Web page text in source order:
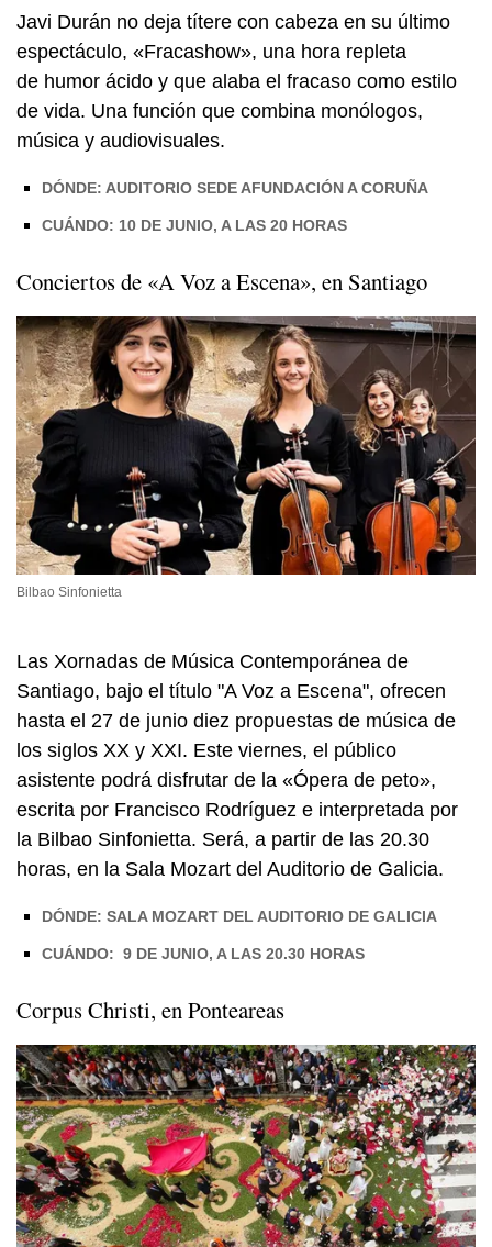
Javi Durán no deja títere con cabeza en su último
espectáculo, «Fracashow», una hora repleta
de humor ácido y que alaba el fracaso como estilo
de vida. Una función que combina monólogos,
música y audiovisuales.
DÓNDE: AUDITORIO SEDE AFUNDACIÓN A CORUÑA
CUÁNDO: 10 DE JUNIO, A LAS 20 HORAS
Conciertos de «A Voz a Escena», en Santiago
Bilbao Sinfonietta
Las Xornadas de Música Contemporánea de
Santiago, bajo el título "A Voz a Escena", ofrecen
hasta el 27 de junio diez propuestas de música de
los siglos XX y XXI. Este viernes, el público
asistente podrá disfrutar de la «Ópera de peto»,
escrita por Francisco Rodríguez e interpretada por
la Bilbao Sinfonietta. Será, a partir de las 20.30
horas, en la Sala Mozart del Auditorio de Galicia.
DÓNDE: SALA MOZART DEL AUDITORIO DE GALICIA
CUÁNDO: 9 DE JUNIO, A LAS 20.30 HORAS
Corpus Christi, en Ponteareas